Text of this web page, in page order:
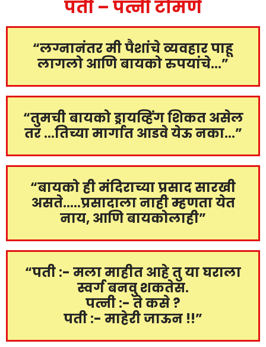
पती – पत्नी टोमणे
“लग्नानंतर मी पैशांचे व्यवहार पाहू
लागलो आणि बायको रुपयांचे…”
“तुमची बायको ड्रायव्हिंग शिकत असेल
तर …तिच्या मार्गात आडवे येऊ नका…”
“बायको ही मंदिराच्या प्रसाद सारखी
असते…..प्रसादाला नाही म्हणता येत
नाय, आणि बायकोलाही”
“पती :- मला माहीत आहे तु या घराला
स्वर्ग बनवु शकतेस.
पत्नी :- ते कसे ?
पती :- माहेरी जाऊन !!”